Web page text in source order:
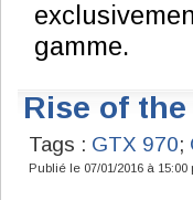
gamme.
Rise of
Tags : GTX 970;
Publié le 07/01/2016 à 15:00